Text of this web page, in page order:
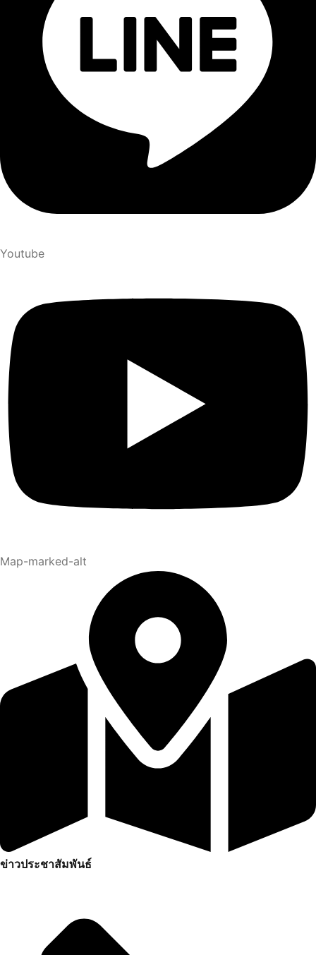
Youtube
Map-marked-alt
ข่าวประชาสัมพันธ์